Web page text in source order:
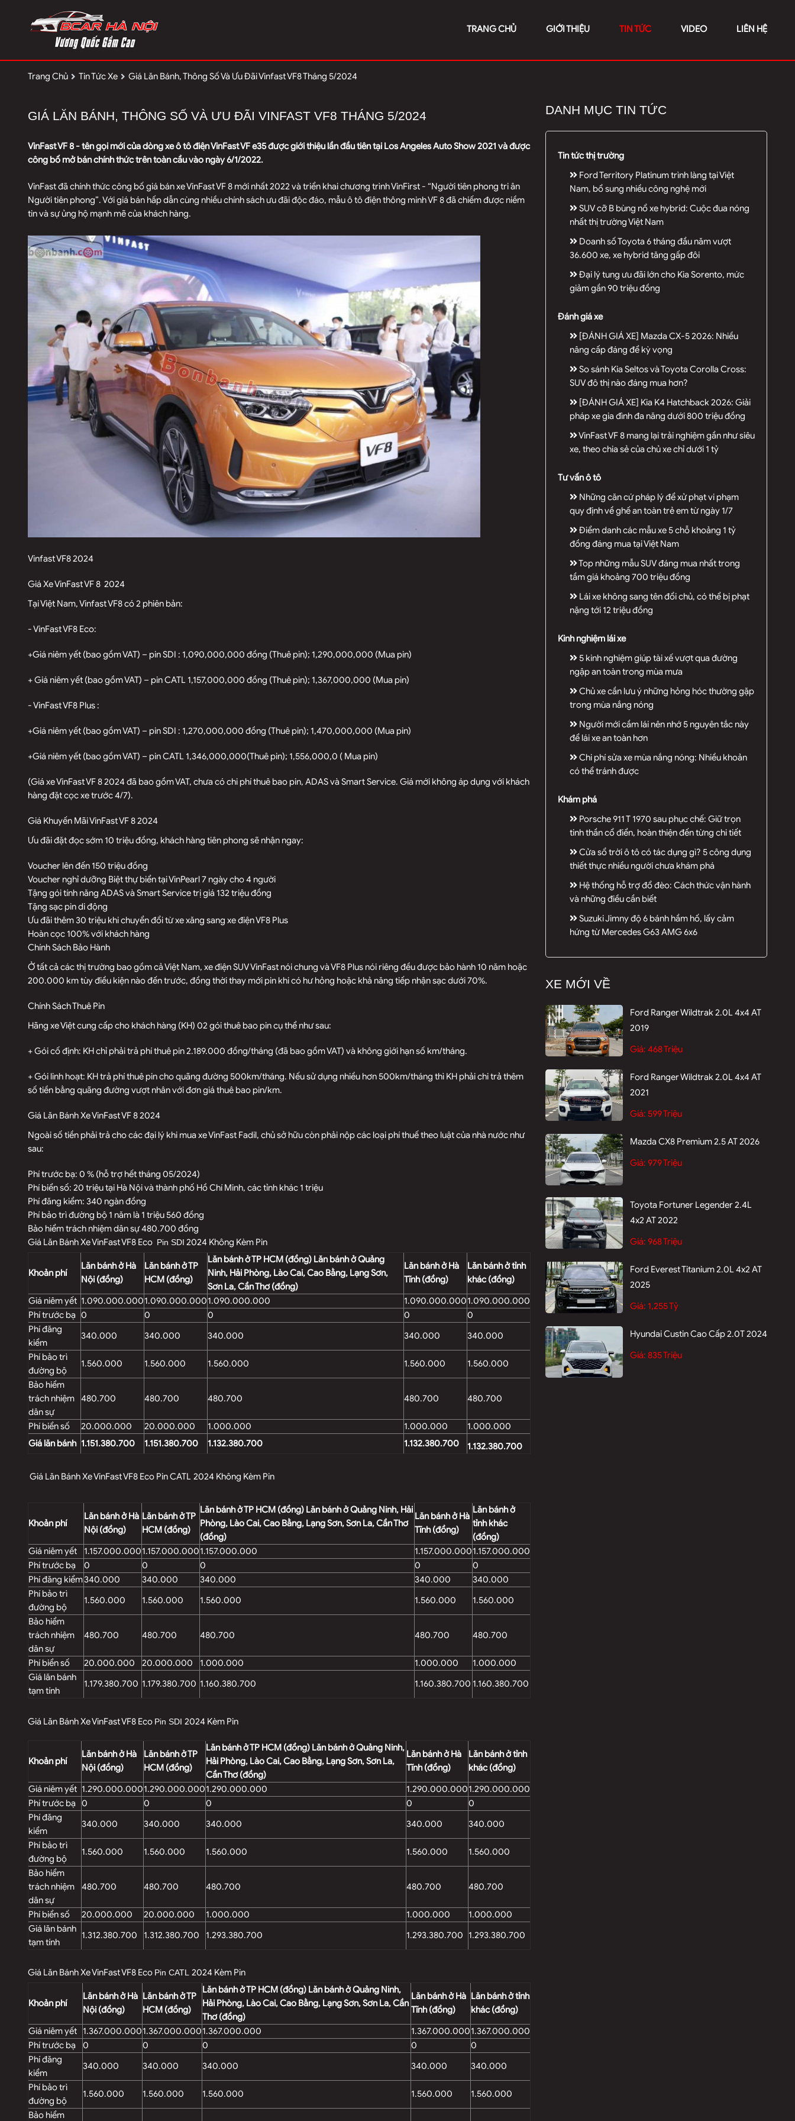
TRANG CHỦ GIỚI THIỆU TIN TỨC VIDEO LIÊN HỆ
Trang Chủ Tin Tức Xe Giá Lăn Bánh, Thông Số Và Ưu Đãi Vinfast VF8 Tháng 5/2024
GIÁ LĂN BÁNH, THÔNG SỐ VÀ ƯU ĐÃI VINFAST VF8 THÁNG 5/2024
VinFast VF 8 - tên gọi mới của dòng xe ô tô điện VinFast VF e35 được giới thiệu lần đầu tiên tại Los Angeles Auto Show 2021 và được
công bố mở bán chính thức trên toàn cầu vào ngày 6/1/2022.
VinFast đã chính thức công bố giá bán xe VinFast VF 8 mới nhất 2022 và triển khai chương trình VinFirst - “Người tiên phong tri ân
Người tiên phong”. Với giá bán hấp dẫn cùng nhiều chính sách ưu đãi độc đáo, mẫu ô tô điện thông minh VF 8 đã chiếm được niềm
tin và sự ủng hộ mạnh mẽ của khách hàng.
Vinfast VF8 2024
Giá Xe VinFast VF 8 2024
Tại Việt Nam, Vinfast VF8 có 2 phiên bản:
- VinFast VF8 Eco:
+Giá niêm yết (bao gồm VAT) – pin SDI : 1,090,000,000 đồng (Thuê pin); 1,290,000,000 (Mua pin)
+ Giá niêm yết (bao gồm VAT) – pin CATL 1,157,000,000 đồng (Thuê pin); 1,367,000,000 (Mua pin)
- VinFast VF8 Plus :
+Giá niêm yết (bao gồm VAT) – pin SDI : 1,270,000,000 đồng (Thuê pin); 1,470,000,000 (Mua pin)
+Giá niêm yết (bao gồm VAT) – pin CATL 1,346,000,000(Thuê pin); 1,556,000,0 ( Mua pin)
(Giá xe VinFast VF 8 2024 đã bao gồm VAT, chưa có chi phí thuê bao pin, ADAS và Smart Service. Giá mới không áp dụng với khách
hàng đặt cọc xe trước 4/7).
Giá Khuyến Mãi VinFast VF 8 2024
Ưu đãi đặt đọc sớm 10 triệu đồng, khách hàng tiên phong sẽ nhận ngay:
Voucher lên đến 150 triệu đồng
Voucher nghỉ dưỡng Biệt thự biển tại VinPearl 7 ngày cho 4 người
Tặng gói tính năng ADAS và Smart Service trị giá 132 triệu đồng
Tặng sạc pin di động
Ưu đãi thêm 30 triệu khi chuyển đổi từ xe xăng sang xe điện VF8 Plus
Hoàn cọc 100% với khách hàng
Chính Sách Bảo Hành
Ở tất cả các thị trường bao gồm cả Việt Nam, xe điện SUV VinFast nói chung và VF8 Plus nói riêng đều được bảo hành 10 năm hoặc
200.000 km tùy điều kiện nào đến trước, đồng thời thay mới pin khi có hư hỏng hoặc khả năng tiếp nhận sạc dưới 70%.
Chính Sách Thuê Pin
Hãng xe Việt cung cấp cho khách hàng (KH) 02 gói thuê bao pin cụ thể như sau:
+ Gói cố định: KH chỉ phải trả phí thuê pin 2.189.000 đồng/tháng (đã bao gồm VAT) và không giới hạn số km/tháng.
+ Gói linh hoạt: KH trả phí thuê pin cho quãng đường 500km/tháng. Nếu sử dụng nhiều hơn 500km/tháng thì KH phải chi trả thêm
số tiền bằng quãng đường vượt nhân với đơn giá thuê bao pin/km.
Giá Lăn Bánh Xe VinFast VF 8 2024
Ngoài số tiền phải trả cho các đại lý khi mua xe VinFast Fadil, chủ sở hữu còn phải nộp các loại phí thuế theo luật của nhà nước như
sau:
Phí trước bạ: 0 % (hỗ trợ hết tháng 05/2024)
Phí biển số: 20 triệu tại Hà Nội và thành phố Hồ Chí Minh, các tỉnh khác 1 triệu
Phí đăng kiểm: 340 ngàn đồng
Phí bảo trì đường bộ 1 năm là 1 triệu 560 đồng
Bảo hiểm trách nhiệm dân sự 480.700 đồng
Giá Lăn Bánh Xe VinFast VF8 Eco Pin SDI 2024 Không Kèm Pin
Khoản phí
Lăn bánh ở Hà
Nội (đồng)
Lăn bánh ở TP
HCM (đồng)
Lăn bánh ở TP HCM (đồng) Lăn bánh ở Quảng
Ninh, Hải Phòng, Lào Cai, Cao Bằng, Lạng Sơn,
Sơn La, Cần Thơ (đồng)
Lăn bánh ở Hà
Tĩnh (đồng)
Lăn bánh ở tỉnh
khác (đồng)
Giá niêm yết 1.090.000.0001.090.000.0001.090.000.000 1.090.000.0001.090.000.000
Phí trước bạ 0 0 0 0
0
Phí đăng
kiểm
340.000 340.000 340.000 340.000
340.000
Phí bảo trì
đường bộ
1.560.000 1.560.000 1.560.000 1.560.000
1.560.000
Bảo hiểm
trách nhiệm
dân sự
480.700 480.700 480.700 480.700 480.700
Phí biển số 20.000.000 20.000.000 1.000.000 1.000.000
1.000.000
Giá lăn bánh 1.151.380.700 1.151.380.700 1.132.380.700 1.132.380.700 1.132.380.700
Giá Lăn Bánh Xe VinFast VF8 Eco Pin CATL 2024 Không Kèm Pin
Khoản phí
Lăn bánh ở Hà
Nội (đồng)
Lăn bánh ở TP
HCM (đồng)
Lăn bánh ở TP HCM (đồng) Lăn bánh ở Quảng Ninh, Hải
Phòng, Lào Cai, Cao Bằng, Lạng Sơn, Sơn La, Cần Thơ
(đồng)
Lăn bánh ở Hà
Tĩnh (đồng)
Lăn bánh ở
tỉnh khác
(đồng)
Giá niêm yết
1.157.000.0001.157.000.0001.157.000.000 1.157.000.0001.157.000.000
Phí trước bạ
0 0 0 0
0
Phí đăng kiểm340.000 340.000 340.000 340.000
340.000
Phí bảo trì
đường bộ
1.560.000 1.560.000 1.560.000 1.560.000
1.560.000
Bảo hiểm
trách nhiệm
dân sự
480.700 480.700 480.700 480.700 480.700
Phí biển số 20.000.000 20.000.000 1.000.000 1.000.000
1.000.000
Giá lăn bánh
tạm tính
1.179.380.700 1.179.380.700 1.160.380.700 1.160.380.700 1.160.380.700
Giá Lăn Bánh Xe VinFast VF8 Eco Pin SDI 2024 Kèm Pin
Khoản phí
Lăn bánh ở Hà
Nội (đồng)
Lăn bánh ở TP
HCM (đồng)
Lăn bánh ở TP HCM (đồng) Lăn bánh ở Quảng Ninh,
Hải Phòng, Lào Cai, Cao Bằng, Lạng Sơn, Sơn La,
Cần Thơ (đồng)
Lăn bánh ở Hà
Tĩnh (đồng)
Lăn bánh ở tỉnh
khác (đồng)
Giá niêm yết 1.290.000.0001.290.000.0001.290.000.000 1.290.000.0001.290.000.000
Phí trước bạ 0 0 0 0
0
Phí đăng
kiểm
340.000 340.000 340.000 340.000
340.000
Phí bảo trì
đường bộ
1.560.000 1.560.000 1.560.000 1.560.000
1.560.000
Bảo hiểm
trách nhiệm
dân sự
480.700 480.700 480.700 480.700 480.700
Phí biển số 20.000.000 20.000.000 1.000.000 1.000.000
1.000.000
Giá lăn bánh
tạm tính
1.312.380.700 1.312.380.700 1.293.380.700 1.293.380.700 1.293.380.700
Giá Lăn Bánh Xe VinFast VF8 Eco Pin CATL 2024 Kèm Pin
Khoản phí
Lăn bánh ở Hà
Nội (đồng)
Lăn bánh ở TP
HCM (đồng)
Lăn bánh ở TP HCM (đồng) Lăn bánh ở Quảng Ninh,
Hải Phòng, Lào Cai, Cao Bằng, Lạng Sơn, Sơn La, Cần
Thơ (đồng)
Lăn bánh ở Hà
Tĩnh (đồng)
Lăn bánh ở tỉnh
khác (đồng)
Giá niêm yết
1.367.000.0001.367.000.0001.367.000.000 1.367.000.0001.367.000.000
Phí trước bạ
0 0 0 0
0
Phí đăng
kiểm
340.000 340.000 340.000 340.000
340.000
Phí bảo trì
đường bộ
1.560.000 1.560.000 1.560.000 1.560.000
1.560.000
Bảo hiểm
DANH MỤC TIN TỨC
Tin tức thị trường
Ford Territory Platinum trình làng tại Việt
Nam, bổ sung nhiều công nghệ mới
SUV cỡ B bùng nổ xe hybrid: Cuộc đua nóng
nhất thị trường Việt Nam
Doanh số Toyota 6 tháng đầu năm vượt
36.600 xe, xe hybrid tăng gấp đôi
Đại lý tung ưu đãi lớn cho Kia Sorento, mức
giảm gần 90 triệu đồng
Đánh giá xe
[ĐÁNH GIÁ XE] Mazda CX-5 2026: Nhiều
nâng cấp đáng để kỳ vọng
So sánh Kia Seltos và Toyota Corolla Cross:
SUV đô thị nào đáng mua hơn?
[ĐÁNH GIÁ XE] Kia K4 Hatchback 2026: Giải
pháp xe gia đình đa năng dưới 800 triệu đồng
VinFast VF 8 mang lại trải nghiệm gần như siêu
xe, theo chia sẻ của chủ xe chỉ dưới 1 tỷ
Tư vấn ô tô
Những căn cứ pháp lý để xử phạt vi phạm
quy định về ghế an toàn trẻ em từ ngày 1/7
Điểm danh các mẫu xe 5 chỗ khoảng 1 tỷ
đồng đáng mua tại Việt Nam
Top những mẫu SUV đáng mua nhất trong
tầm giá khoảng 700 triệu đồng
Lái xe không sang tên đổi chủ, có thể bị phạt
nặng tới 12 triệu đồng
Kinh nghiệm lái xe
5 kinh nghiệm giúp tài xế vượt qua đường
ngập an toàn trong mùa mưa
Chủ xe cần lưu ý những hỏng hóc thường gặp
trong mùa nắng nóng
Người mới cầm lái nên nhớ 5 nguyên tắc này
để lái xe an toàn hơn
Chi phí sửa xe mùa nắng nóng: Nhiều khoản
có thể tránh được
Khám phá
Porsche 911 T 1970 sau phục chế: Giữ trọn
tinh thần cổ điển, hoàn thiện đến từng chi tiết
Cửa sổ trời ô tô có tác dụng gì? 5 công dụng
thiết thực nhiều người chưa khám phá
Hệ thống hỗ trợ đổ đèo: Cách thức vận hành
và những điều cần biết
Suzuki Jimny độ 6 bánh hầm hố, lấy cảm
hứng từ Mercedes G63 AMG 6x6
XE MỚI VỀ
Ford Ranger Wildtrak 2.0L 4x4 AT
2019
Giá: 468 Triệu
Ford Ranger Wildtrak 2.0L 4x4 AT
2021
Giá: 599 Triệu
Mazda CX8 Premium 2.5 AT 2026
Giá: 979 Triệu
Toyota Fortuner Legender 2.4L
4x2 AT 2022
Giá: 968 Triệu
Ford Everest Titanium 2.0L 4x2 AT
2025
Giá: 1,255 Tỷ
Hyundai Custin Cao Cấp 2.0T 2024
Giá: 835 Triệu